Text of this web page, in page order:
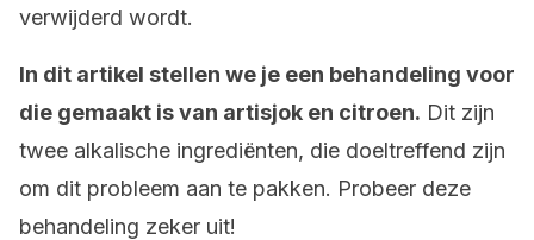
verwijderd wordt.
In dit artikel stellen we je een behandeling voor
die gemaakt is van artisjok en citroen. Dit zijn
twee alkalische ingrediënten, die doeltreffend zijn
om dit probleem aan te pakken. Probeer deze
behandeling zeker uit!